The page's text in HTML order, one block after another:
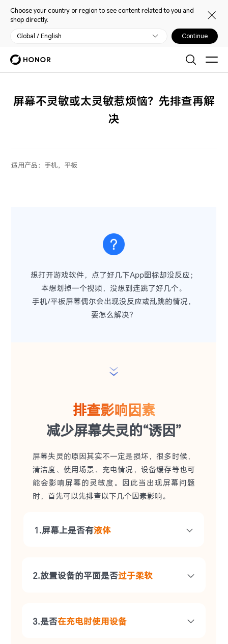
Choose your country or region to see content related to you and
shop directly.
Global / English Continue
屏幕不灵敏或太灵敏惹烦恼？先排查再解
决
适用产品： 手机，平板